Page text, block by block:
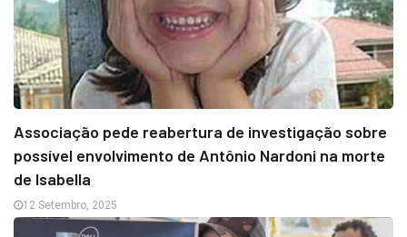
Associação pede reabertura de investigação sobre
possível envolvimento de Antônio Nardoni na morte
de Isabella
12 Setembro, 2025